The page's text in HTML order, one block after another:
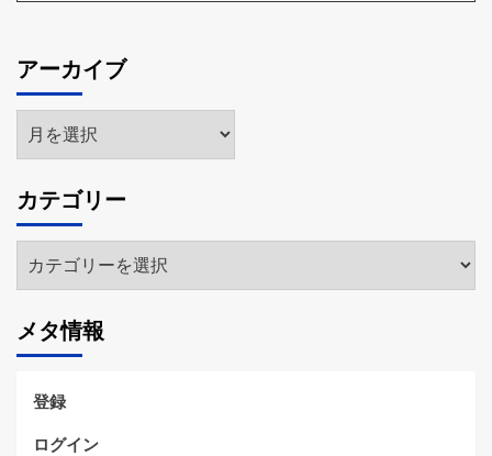
アーカイブ
ア
ー
イ
ブ
カテゴリー
テ
リ
ー
メタ情報
登録
ログイン